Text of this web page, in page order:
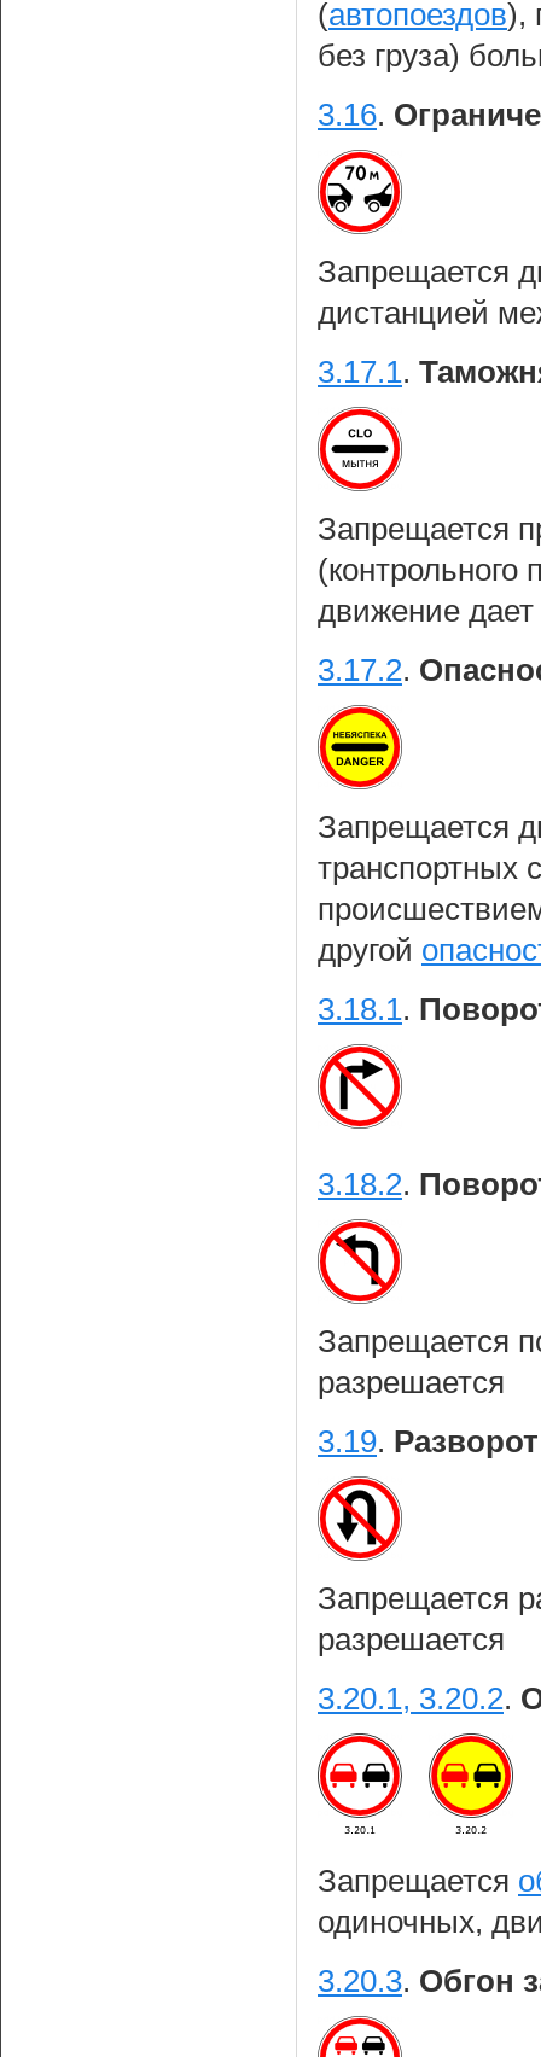
(автопоездов),
без груза)
3.16.
Запрещается
дистанцией
3.17.1.
Запрещается
движение дает
3.17.2.
Запрещается
транспортных
другой
3.18.1.
3.18.2.
Запрещается
разрешается
3.19.
Запрещается
разрешается
3.20.1, 3.20.2.
Запрещается
одиночных,
3.20.3. Обгон